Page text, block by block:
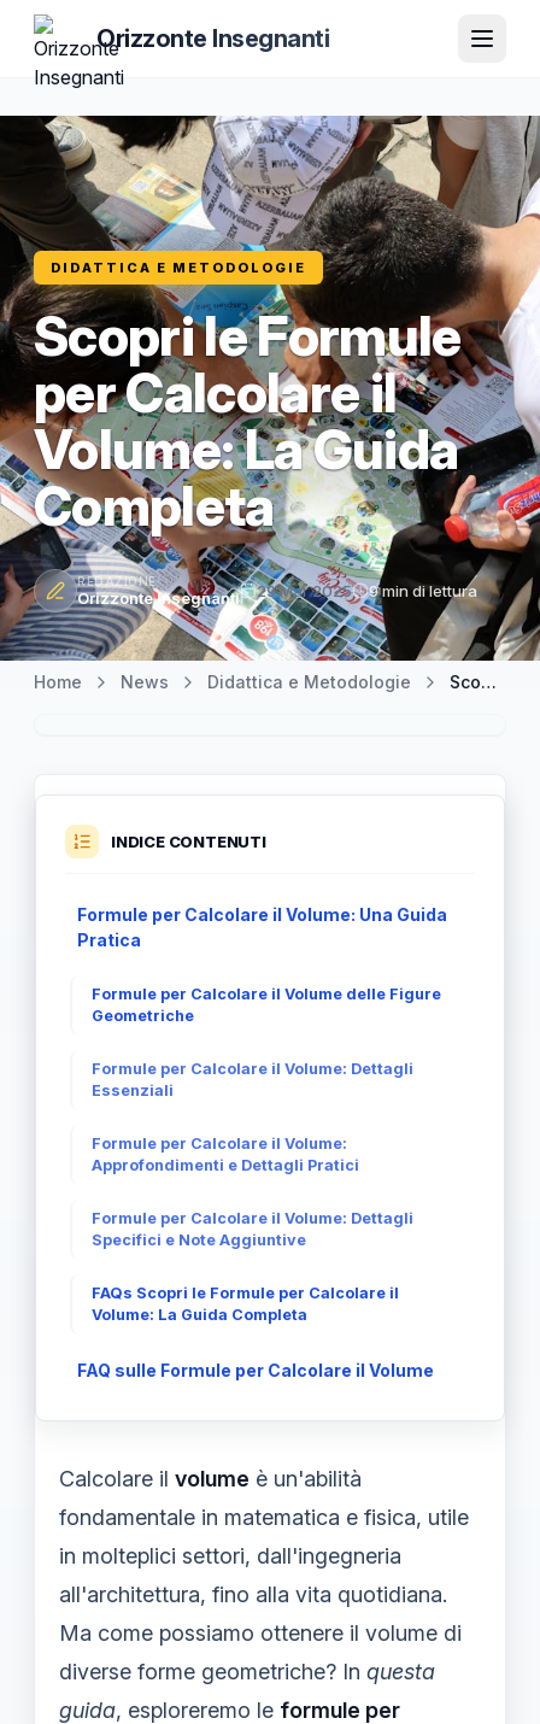
Orizzonte Insegnanti
DIDATTICA E METODOLOGIE
Scopri le Formule
per Calcolare il
Volume: La Guida
Completa
REDAZIONE
Orizzonte Insegnanti 29 Mar 2025 9 min di lettura
Home News Didattica e Metodologie Scopri le Formule per Calcolare il Volume: La Guida Completa
INDICE CONTENUTI
Formule per Calcolare il Volume: Una Guida
Pratica
Formule per Calcolare il Volume delle Figure
Geometriche
Formule per Calcolare il Volume: Dettagli
Essenziali
Formule per Calcolare il Volume:
Approfondimenti e Dettagli Pratici
Formule per Calcolare il Volume: Dettagli
Specifici e Note Aggiuntive
FAQs Scopri le Formule per Calcolare il
Volume: La Guida Completa
FAQ sulle Formule per Calcolare il Volume
Calcolare il volume è un'abilità
fondamentale in matematica e fisica, utile
in molteplici settori, dall'ingegneria
all'architettura, fino alla vita quotidiana.
Ma come possiamo ottenere il volume di
diverse forme geometriche? In questa
guida, esploreremo le formule per